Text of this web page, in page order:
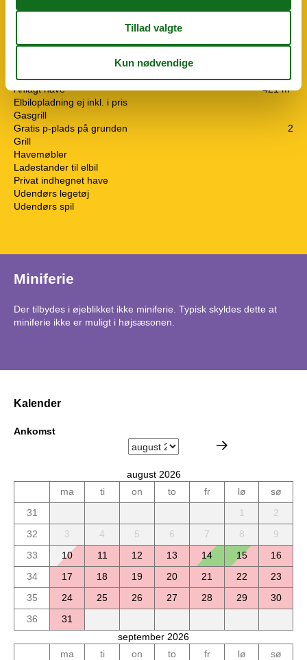
Køkkenet har v/k vand
Mikroovn
Udendørs
Anlagt have
421 m²
Elbilopladning ej inkl. i pris
Gasgrill
Gratis p-plads på grunden
2
Grill
Havemøbler
Ladestander til elbil
Privat indhegnet have
Udendørs legetøj
Udendørs spil
Miniferie
Der tilbydes i øjeblikket ikke miniferie. Typisk skyldes dette at
miniferie ikke er muligt i højsæsonen.
Kalender
Ankomst
august 2026
ma
ti on to fr lø
sø
31
1
2
32
3 4 5 6 7 8
9
33
10 11 12 13 14 15
16
34
17 18 19 20 21 22
23
35
24 25 26 27 28 29
30
36
31
september 2026
ma
ti on to fr lø
sø